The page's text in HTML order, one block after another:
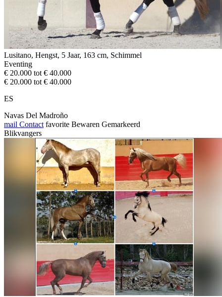
Lusitano, Hengst, 5 Jaar, 163 cm, Schimmel
Eventing
€ 20.000 tot € 40.000
€ 20.000 tot € 40.000
ES
Navas Del Madroño
mail Contact favorite Bewaren Gemarkeerd
Blikvangers